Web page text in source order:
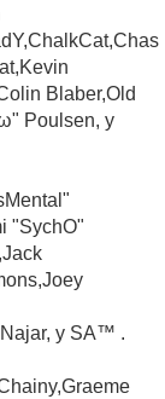
Blaber,Old
Poulsen, y
"SychO"
y SA™ .